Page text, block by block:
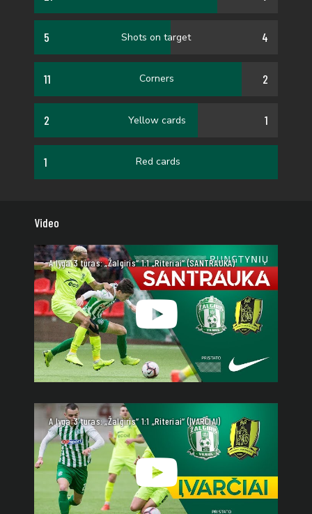
5 Shots on target 4
11 Corners 2
2 Yellow cards 1
1 Red cards
Video
A lyga 3 turas: „Žalgiris“ 1:1 „Riteriai“ (SANTRAUKA)
A lyga 3 turas: „Žalgiris“ 1:1 „Riteriai“ (ĮVARČIAI)